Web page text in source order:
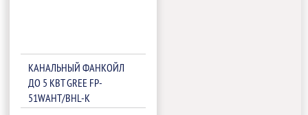
КАНАЛЬНЫЙ ФАНКОЙЛ
ДО 5 КВТ GREE FP-
51WAHT/BHL-K